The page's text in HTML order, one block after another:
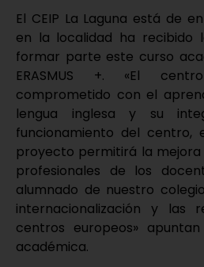
El CEIP La Laguna está de
en la localidad ha recibido
formar parte este curso
ERASMUS +. «El
comprometido con el
lengua inglesa y su
funcionamiento del
proyecto permitirá la
profesionales de los
alumnado de nuestro
internacionalización y las
centros europeos»
académica.